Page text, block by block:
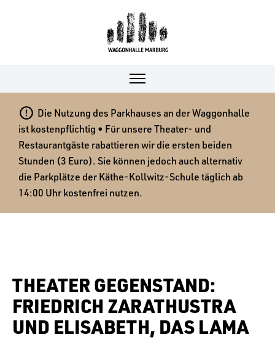
 Die Nutzung des Parkhauses an der Waggonhalle
ist kostenpflichtig • Für unsere Theater- und
Restaurantgäste rabattieren wir die ersten beiden
Stunden (3 Euro). Sie können jedoch auch alternativ
die Parkplätze der Käthe-Kollwitz-Schule täglich ab
14:00 Uhr kostenfrei nutzen.
THEATER GEGENSTAND:
FRIEDRICH ZARATHUSTRA
UND ELISABETH, DAS LAMA